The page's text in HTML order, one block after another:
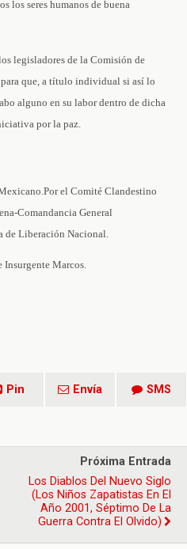
los seres humanos de buena
legisladores de la Comisión de
que, a título individual si así lo
alguno en su labor dentro de dicha
por la paz.
Por el Comité Clandestino
Comandancia General
de Liberación Nacional.
Insurgente Marcos.
Pin Envía SMS
Próxima Entrada
Los Diablos Del Nuevo Siglo
(Los Niños Zapatistas En El
Año 2001, Séptimo De La
Guerra Contra El Olvido)